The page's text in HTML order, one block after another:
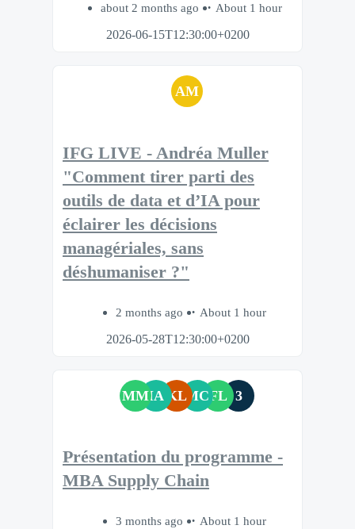
about 2 months ago
About 1 hour
2026-06-15T12:30:00+0200
AM
IFG LIVE - Andréa Muller
"Comment tirer parti des
outils de data et d’IA pour
éclairer les décisions
managériales, sans
déshumaniser ?"
2 months ago
About 1 hour
2026-05-28T12:30:00+0200
MMIA KLMC FL 3
Présentation du programme -
MBA Supply Chain
3 months ago About 1 hour